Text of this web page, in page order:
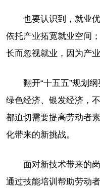
也要认识到，就业
依托产业拓宽就业空间
长而忽视就业，因为产
翻开“十五五”规划
绿色经济、银发经济，
都迫切需要提高劳动者
化带来的新挑战。
面对新技术带来的
通过技能培训帮助劳动